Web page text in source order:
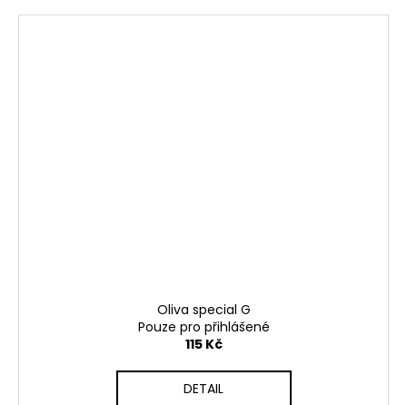
Oliva special G
Pouze pro přihlášené
115 Kč
DETAIL